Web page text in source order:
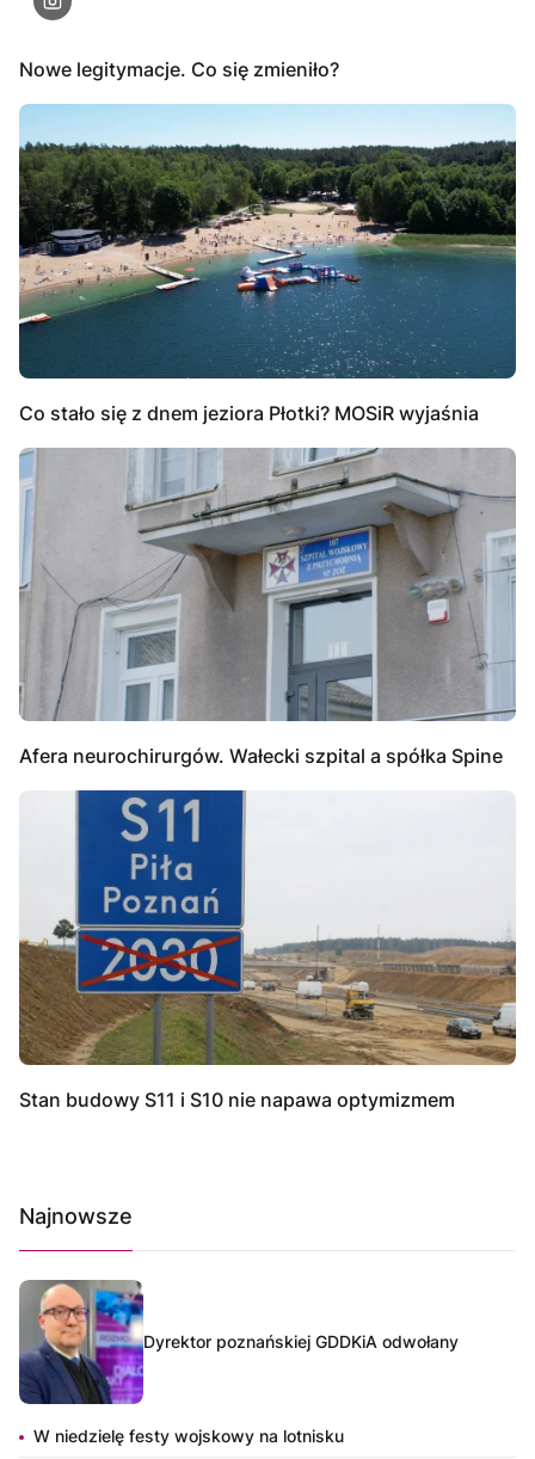
Nowe legitymacje. Co się zmieniło?
Co stało się z dnem jeziora Płotki? MOSiR wyjaśnia
Afera neurochirurgów. Wałecki szpital a spółka Spine
Stan budowy S11 i S10 nie napawa optymizmem
Najnowsze
Dyrektor poznańskiej GDDKiA odwołany
W niedzielę festy wojskowy na lotnisku